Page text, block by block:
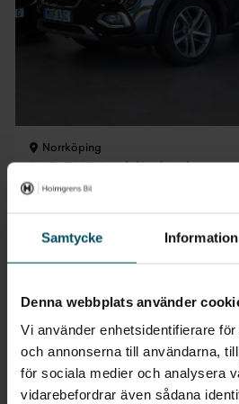
Samtycke Information
Denna webbplats använder
Vi använder enhetsidentifierare
och annonserna till användarna,
för sociala medier och analysera
vidarebefordrar även sådana
Norrköping
PHEV Luxury
Inkl. moms
Företagsleasing
Exkl. moms
1 846 kr/mån